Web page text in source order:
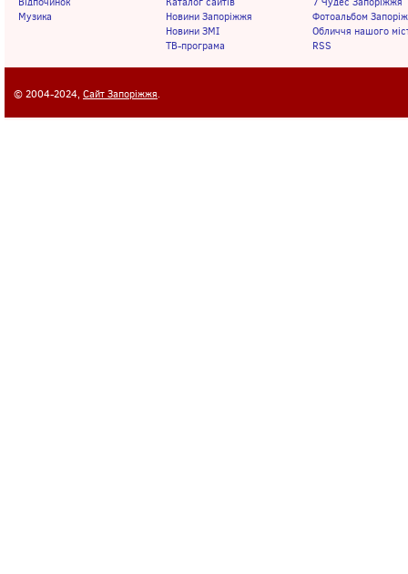
Музика
Новини Запоріжжя
Новини ЗМІ
ТВ-програма
Фотоальбом
Обличчя нашого
RSS
© 2004-2024, Сайт Запоріжжя.